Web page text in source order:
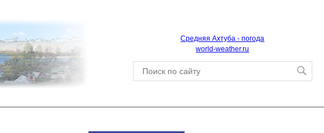
Средняя Ахтуба - погода
world-weather.ru